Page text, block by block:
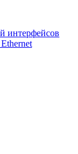
интерфейсов